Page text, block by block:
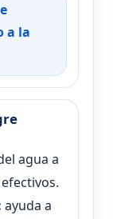
a la
agua a
ayuda a